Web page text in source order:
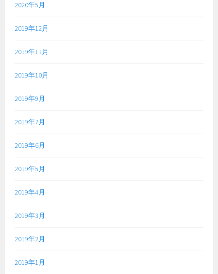
2020年5月
2019年12月
2019年11月
2019年10月
2019年9月
2019年7月
2019年6月
2019年5月
2019年4月
2019年3月
2019年2月
2019年1月